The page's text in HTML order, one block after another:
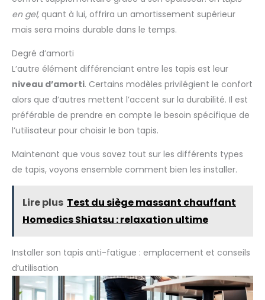
en gel, quant à lui, offrira un amortissement supérieur
mais sera moins durable dans le temps.
Degré d’amorti
L’autre élément différenciant entre les tapis est leur
niveau d’amorti. Certains modèles privilégient le confort
alors que d’autres mettent l’accent sur la durabilité. Il est
préférable de prendre en compte le besoin spécifique de
l’utilisateur pour choisir le bon tapis.
Maintenant que vous savez tout sur les différents types
de tapis, voyons ensemble comment bien les installer.
Lire plus Test du siège massant chauffant
Homedics Shiatsu : relaxation ultime
Installer son tapis anti-fatigue : emplacement et conseils
d’utilisation